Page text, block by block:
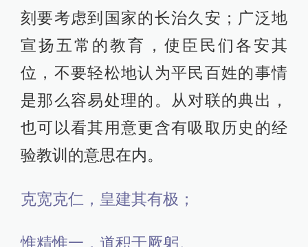
刻要考虑到国家的长治久安；广泛地
宣扬五常的教育，使臣民们各安其
位，不要轻松地认为平民百姓的事情
是那么容易处理的。从对联的典出，
也可以看其用意更含有吸取历史的经
验教训的意思在内。
克宽克仁，皇建其有极；
惟精惟一，道积于厥躬。